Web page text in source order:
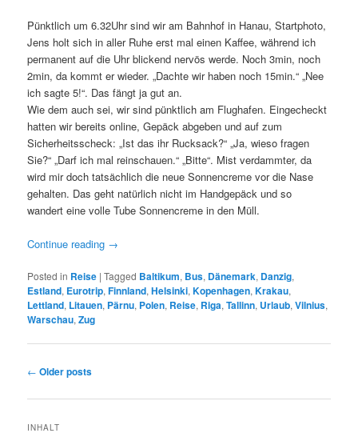
Pünktlich um 6.32Uhr sind wir am Bahnhof in Hanau, Startphoto,
Jens holt sich in aller Ruhe erst mal einen Kaffee, während ich
permanent auf die Uhr blickend nervös werde. Noch 3min, noch
2min, da kommt er wieder. „Dachte wir haben noch 15min.“ „Nee
ich sagte 5!“. Das fängt ja gut an.
Wie dem auch sei, wir sind pünktlich am Flughafen. Eingecheckt
hatten wir bereits online, Gepäck abgeben und auf zum
Sicherheitsscheck: „Ist das ihr Rucksack?“ „Ja, wieso fragen
Sie?“ „Darf ich mal reinschauen.“ „Bitte“. Mist verdammter, da
wird mir doch tatsächlich die neue Sonnencreme vor die Nase
gehalten. Das geht natürlich nicht im Handgepäck und so
wandert eine volle Tube Sonnencreme in den Müll.
Continue reading →
Posted in Reise |Tagged Baltikum, Bus, Dänemark, Danzig,
Estland, Eurotrip,Finnland,Helsinki,Kopenhagen,Krakau,
Lettland, Litauen, Pärnu, Polen, Reise, Riga,Tallinn, Urlaub,Vilnius,
Warschau,Zug
Post
← Older posts
INHALT